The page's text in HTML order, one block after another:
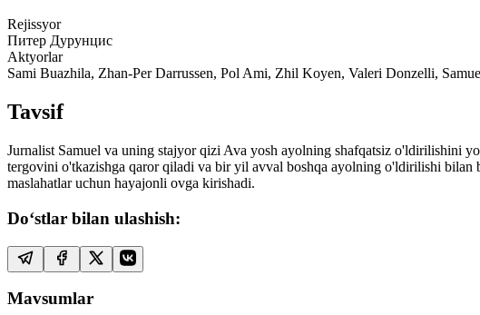
Rejissyor
Питер Дурунцис
Aktyorlar
Sami Buazhila, Zhan-Per Darrussen, Pol Ami, Zhil Koyen, Valeri Donzelli,
Tavsif
Jurnalist Samuel va uning stajyor qizi Ava yosh ayolning shafqatsiz o'ldirilishini
tergovini o'tkazishga qaror qiladi va bir yil avval boshqa ayolning o'ldirilishi
maslahatlar uchun hayajonli ovga kirishadi.
Do‘stlar bilan ulashish:
Mavsumlar